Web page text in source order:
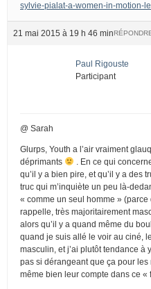
sylvie-pialat-a-women-in-motion-
21 mai 2015 à 19 h 46 min
Paul Rigouste
Participant
@ Sarah
Glurps, Youth a l’air vraiment
déprimants
. En ce qui
qu’il y a bien pire, et qu’il y a des
truc qui m’inquiète un peu là-
« comme un seul homme » (parce
rappelle, très majoritairement
alors qu’il y a quand même du
quand je suis allé le voir au ciné,
masculin, et j’ai plutôt tendance à
pas si dérangeant que ça pour les
même bien leur compte dans ce «